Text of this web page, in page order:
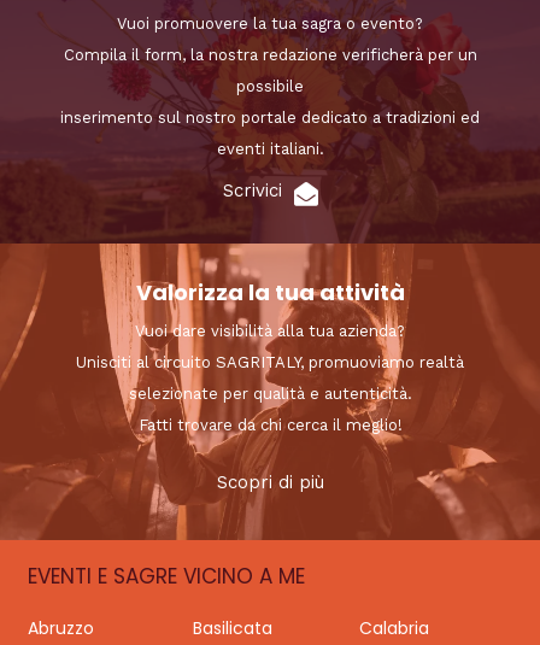
Vuoi promuovere la tua sagra o evento?
Compila il form, la nostra redazione verificherà per un
possibile
inserimento sul nostro portale dedicato a tradizioni ed
eventi italiani.
Scrivici
Valorizza la tua attività
Vuoi dare visibilità alla tua azienda?
Unisciti al circuito SAGRITALY, promuoviamo realtà
selezionate per qualità e autenticità.
Fatti trovare da chi cerca il meglio!
Scopri di più
EVENTI E SAGRE VICINO A ME
Abruzzo Basilicata
Calabria